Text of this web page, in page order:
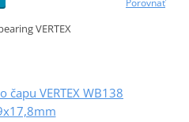
VERTEX
čapu VERTEX WB138